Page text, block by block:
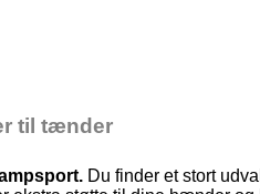
til tænder
Du finder et stort